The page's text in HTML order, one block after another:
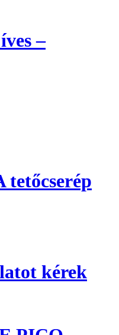
–
kérek